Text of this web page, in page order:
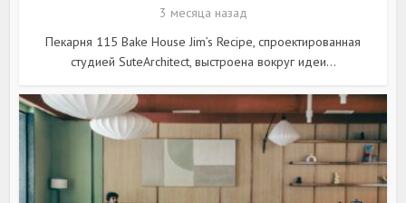
3 месяца назад
Пекарня 115 Bake House Jim’s Recipe, спроектированная
студией SuteArchitect, выстроена вокруг идеи...